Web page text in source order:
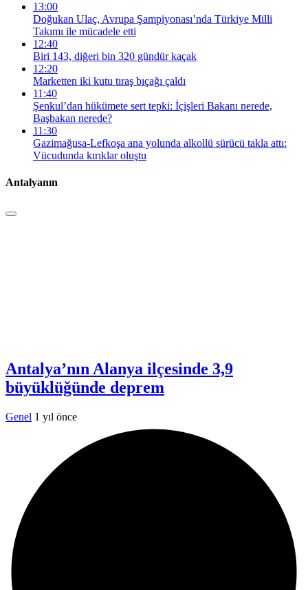
13:00
Doğukan Ulaç, Avrupa Şampiyonası’nda Türkiye Milli
Takımı ile mücadele etti
12:40
Biri 143, diğeri bin 320 gündür kaçak
12:20
Marketten iki kutu tıraş bıçağı çaldı
11:40
Şenkul’dan hükümete sert tepki: İçişleri Bakanı nerede,
Başbakan nerede?
11:30
Gazimağusa-Lefkoşa ana yolunda alkollü sürücü takla attı:
Vücudunda kırıklar oluştu
Antalyanın
Antalya’nın Alanya ilçesinde 3,9
büyüklüğünde deprem
Genel 1 yıl önce